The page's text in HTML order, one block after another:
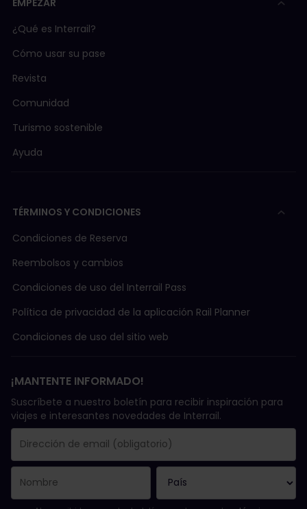
¿Qué es Interrail?
Cómo usar su pase
Revista
Comunidad
Turismo sostenible
Ayuda
TÉRMINOS Y CONDICIONES
Condiciones de Reserva
Reembolsos y cambios
Condiciones de uso del Interrail Pass
Política de privacidad de la aplicación Rail Planner
Condiciones de uso del sitio web
¡MANTENTE INFORMADO!
Suscríbete a nuestro boletín para recibir inspiración para
viajes e interesantes novedades de Interrail.
Se suscribió con éxito.